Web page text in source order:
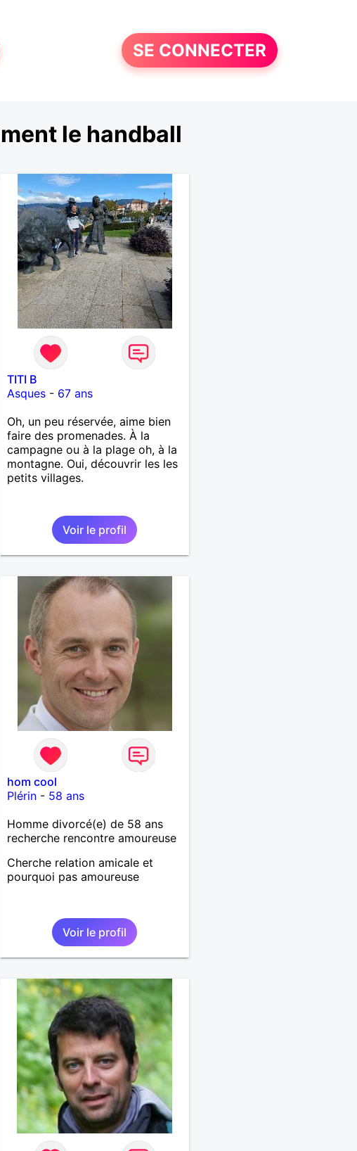
SE CONNECTER
le handball
TITI B
Asques - 67 ans
Oh, un peu réservée, aime bien
faire des promenades. À la
campagne ou à la plage oh, à la
montagne. Oui, découvrir les les
petits villages.
Voir le profil
hom cool
Plérin - 58 ans
Homme divorcé(e) de 58 ans
recherche rencontre amoureuse
Cherche relation amicale et
pourquoi pas amoureuse
Voir le profil